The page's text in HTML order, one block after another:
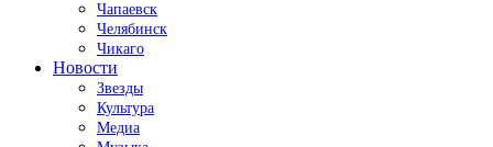
Чапаевск
Челябинск
Чикаго
Новости
Звезды
Культура
Медиа